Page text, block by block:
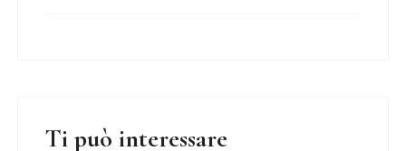
Ti può interessare